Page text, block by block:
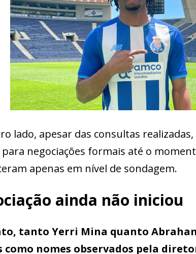
lado, apesar das consultas
negociações formais até o
apenas em nível de sondagem.
ainda não iniciou
tanto Yerri Mina quanto
como nomes observados pela